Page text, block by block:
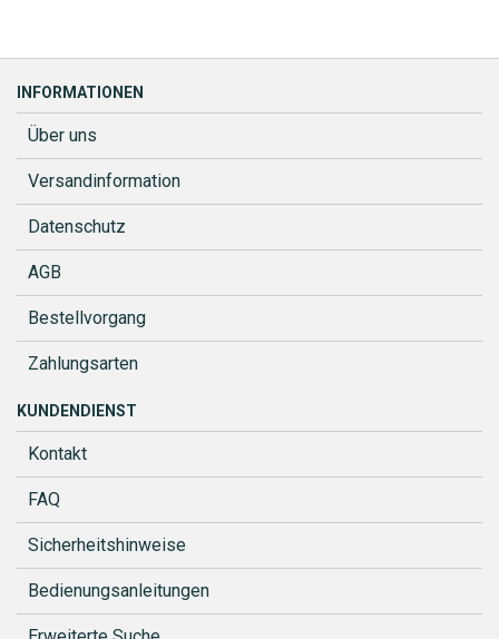
INFORMATIONEN
Über uns
Versandinformation
Datenschutz
AGB
Bestellvorgang
Zahlungsarten
KUNDENDIENST
Kontakt
FAQ
Sicherheitshinweise
Bedienungsanleitungen